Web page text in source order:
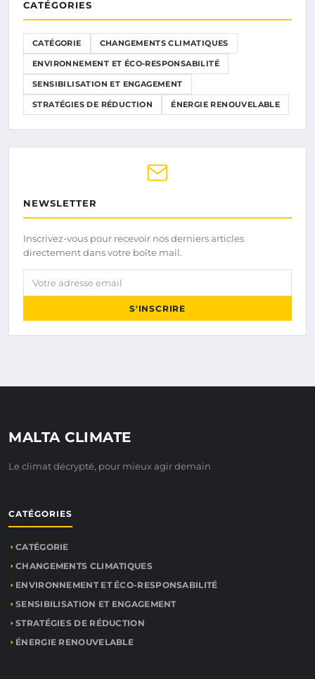
CATÉGORIES
CATÉGORIE CHANGEMENTS CLIMATIQUES
ENVIRONNEMENT ET ÉCO-RESPONSABILITÉ
SENSIBILISATION ET ENGAGEMENT
STRATÉGIES DE RÉDUCTION ÉNERGIE RENOUVELABLE
NEWSLETTER
Inscrivez-vous pour recevoir nos derniers articles
directement dans votre boîte mail.
Votre adresse email
S'INSCRIRE
MALTA CLIMATE
Le climat décrypté, pour mieux agir demain
CATÉGORIES
CATÉGORIE
CHANGEMENTS CLIMATIQUES
ENVIRONNEMENT ET ÉCO-RESPONSABILITÉ
SENSIBILISATION ET ENGAGEMENT
STRATÉGIES DE RÉDUCTION
ÉNERGIE RENOUVELABLE